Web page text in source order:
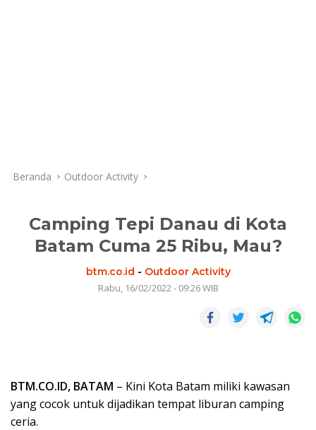
Beranda Outdoor Activity
Camping Tepi Danau di Kota
Batam Cuma 25 Ribu, Mau?
btm.co.id - Outdoor Activity
Rabu, 16/02/2022 - 09:26 WIB
BTM.CO.ID, BATAM – Kini Kota Batam miliki kawasan
yang cocok untuk dijadikan tempat liburan camping
ceria.